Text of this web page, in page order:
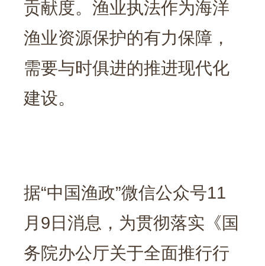
贡献度。渔业执法作为海洋
渔业资源保护的有力保障，
需要与时俱进的推进现代化
建设。
据“中国渔政”微信公众号11
月9日消息，为贯彻落实《国
务院办公厅关于全面推行行